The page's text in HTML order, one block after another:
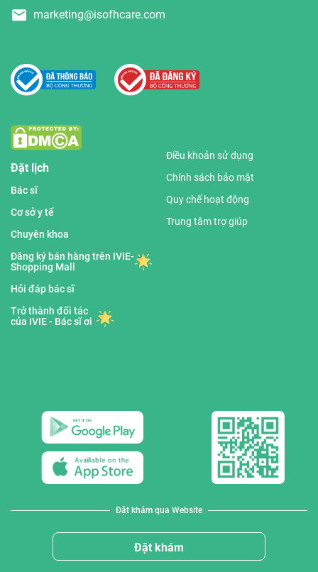
marketing@isofhcare.com
Đặt lịch
Bác sĩ
Cơ sở y tế
Chuyên khoa
Đăng ký bán hàng trên IVIE-
Shopping Mall
Hỏi đáp bác sĩ
Trở thành đối tác
của IVIE - Bác sĩ ơi
Điều khoản sử dụng
Chính sách bảo mật
Quy chế hoạt động
Trung tâm trợ giúp
Đặt khám qua Website
Đặt khám